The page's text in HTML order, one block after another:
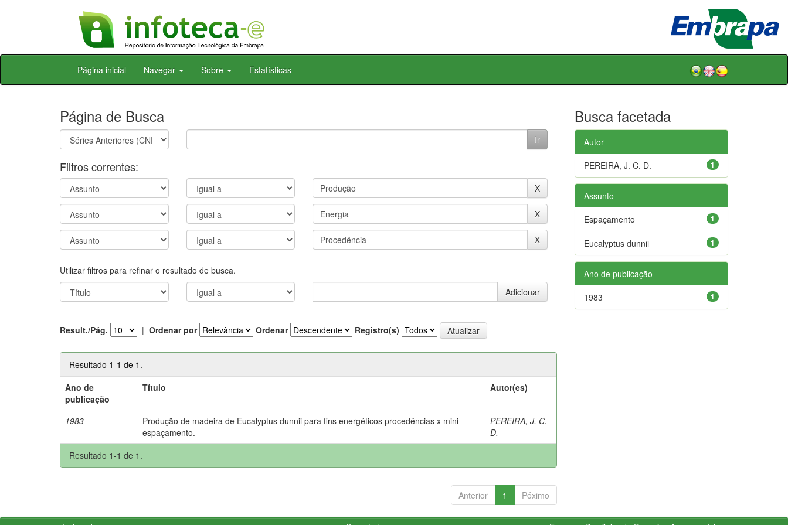
Skip
Página inicial Navegar Sobre Estatísticas
Página de Busca
Filtros correntes:
Utilizar filtros para refinar o resultado de busca.
Result./Pág. | Ordenar por Ordenar Registro(s)
Resultado 1-1 de 1.
Ano de
publicação
Título Autor(es)
1983
Produção de madeira de Eucalyptus dunnii para fins energéticos procedências x mini-
espaçamento.
PEREIRA, J. C.
D.
Resultado 1-1 de 1.
Anterior 1 Póximo
Busca facetada
Autor
1
PEREIRA, J. C. D.
Assunto
1
Espaçamento
1
Eucalyptus dunnii
Ano de publicação
1
1983